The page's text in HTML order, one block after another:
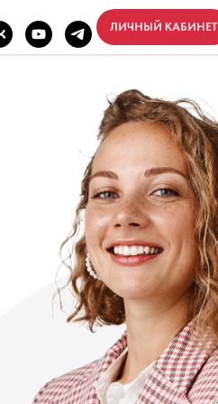
ЛИЧНЫЙ КАБИНЕТ